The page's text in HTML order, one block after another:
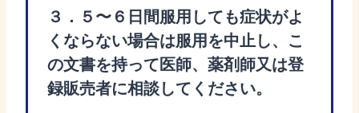
３．５〜６日間服用しても症状がよ
くならない場合は服用を中止し、こ
の文書を持って医師、薬剤師又は登
録販売者に相談してください。